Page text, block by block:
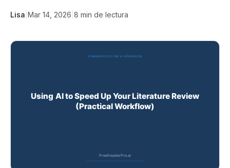
Lisa Mar 14, 2026 8 min de lectura